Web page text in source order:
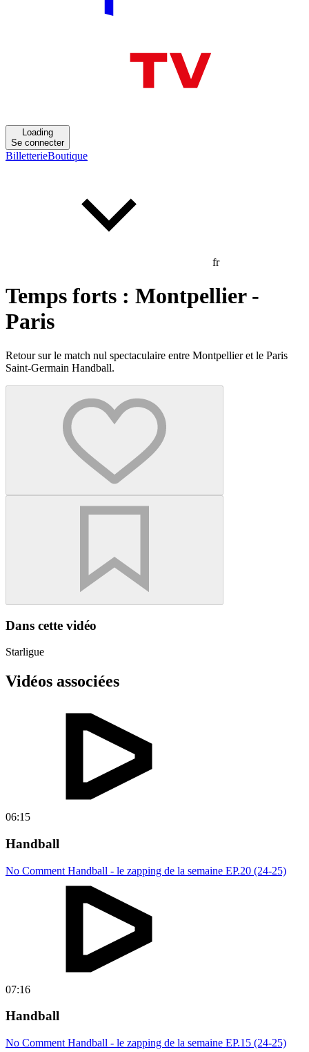
Loading
Se connecter
BilletterieBoutique
fr
Temps forts : Montpellier -
Paris
Retour sur le match nul spectaculaire entre Montpellier et le Paris
Saint-Germain Handball.
Dans cette vidéo
Starligue
Vidéos associées
06:15
Handball
No Comment Handball - le zapping de la semaine EP.20 (24-25)
07:16
Handball
No Comment Handball - le zapping de la semaine EP.15 (24-25)